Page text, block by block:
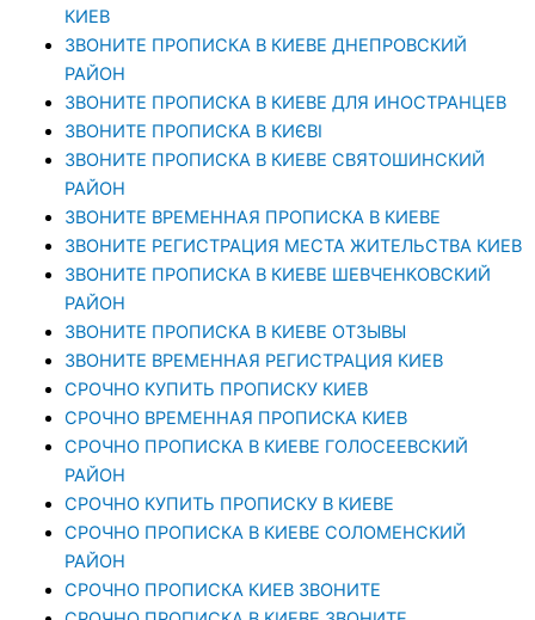
КИЕВ
ЗВОНИТЕ ПРОПИСКА В КИЕВЕ ДНЕПРОВСКИЙ
РАЙОН
ЗВОНИТЕ ПРОПИСКА В КИЕВЕ ДЛЯ ИНОСТРАНЦЕВ
ЗВОНИТЕ ПРОПИСКА В КИЄВІ
ЗВОНИТЕ ПРОПИСКА В КИЕВЕ СВЯТОШИНСКИЙ
РАЙОН
ЗВОНИТЕ ВРЕМЕННАЯ ПРОПИСКА В КИЕВЕ
ЗВОНИТЕ РЕГИСТРАЦИЯ МЕСТА ЖИТЕЛЬСТВА КИЕВ
ЗВОНИТЕ ПРОПИСКА В КИЕВЕ ШЕВЧЕНКОВСКИЙ
РАЙОН
ЗВОНИТЕ ПРОПИСКА В КИЕВЕ ОТЗЫВЫ
ЗВОНИТЕ ВРЕМЕННАЯ РЕГИСТРАЦИЯ КИЕВ
СРОЧНО КУПИТЬ ПРОПИСКУ КИЕВ
СРОЧНО ВРЕМЕННАЯ ПРОПИСКА КИЕВ
СРОЧНО ПРОПИСКА В КИЕВЕ ГОЛОСЕЕВСКИЙ
РАЙОН
СРОЧНО КУПИТЬ ПРОПИСКУ В КИЕВЕ
CРОЧНО ПРОПИСКА В КИЕВЕ СОЛОМЕНСКИЙ
РАЙОН
СРОЧНО ПРОПИСКА КИЕВ ЗВОНИТЕ